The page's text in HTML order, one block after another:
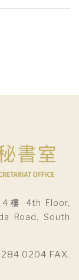
樓 4th Floor,
Road, South
0204 FAX.